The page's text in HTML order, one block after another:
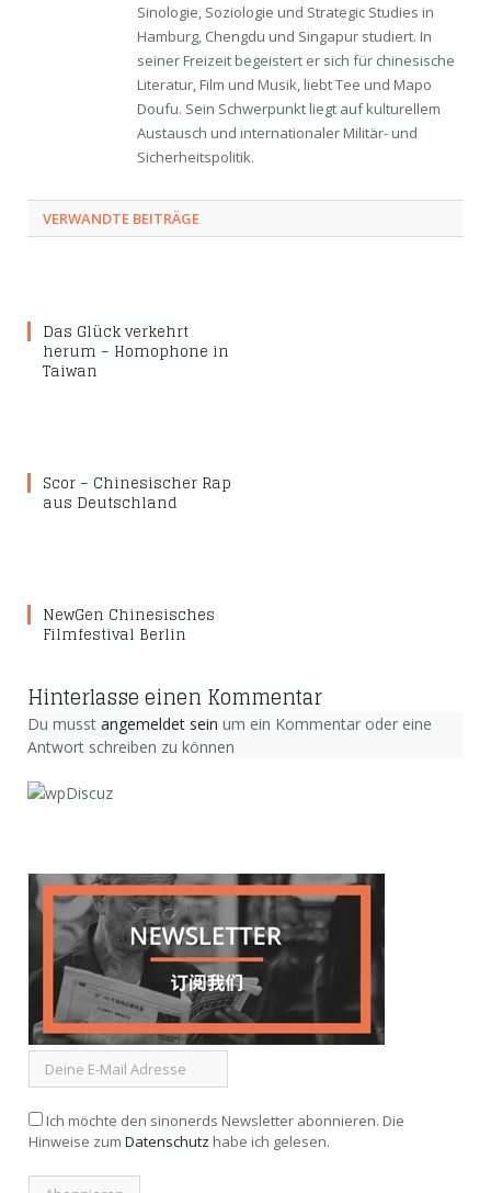
Sinologie, Soziologie und Strategic Studies in
Hamburg, Chengdu und Singapur studiert. In
seiner Freizeit begeistert er sich für chinesische
Literatur, Film und Musik, liebt Tee und Mapo
Doufu. Sein Schwerpunkt liegt auf kulturellem
Austausch und internationaler Militär- und
Sicherheitspolitik.
VERWANDTE BEITRÄGE
Das Glück verkehrt
herum – Homophone in
Taiwan
Scor – Chinesischer Rap
aus Deutschland
NewGen Chinesisches
Filmfestival Berlin
Hinterlasse einen Kommentar
Du musst angemeldet sein um ein Kommentar oder eine
Antwort schreiben zu können
Ich möchte den sinonerds Newsletter abonnieren. Die
Hinweise zum Datenschutz habe ich gelesen.